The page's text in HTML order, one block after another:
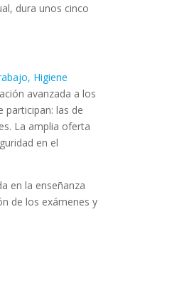
dura unos cinco
Higiene
avanzada a los
participan: las de
La amplia oferta
en el
en la enseñanza
de los exámenes y